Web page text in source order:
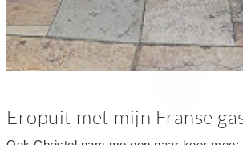
Eropuit met mijn Franse